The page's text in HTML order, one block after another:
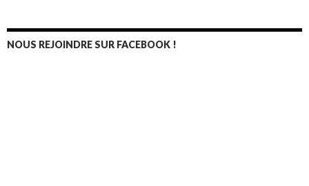
NOUS REJOINDRE SUR FACEBOOK !